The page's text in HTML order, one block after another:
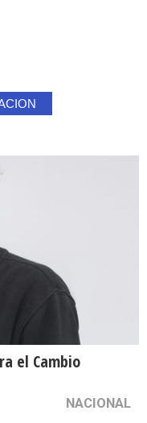
el Cambio
NACIONAL